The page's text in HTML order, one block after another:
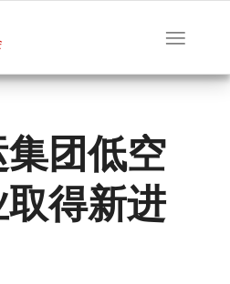
团低空
得新进